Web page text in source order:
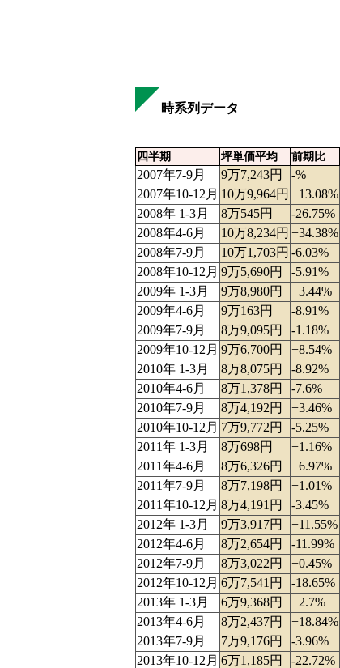
時系列データ
四半期 坪単価平均 前期比
2007年7-9月 9万7,243円 -%
2007年10-12月 10万9,964円 +13.08%
2008年 1-3月
8万545円 -26.75%
2008年4-6月
10万8,234円 +34.38%
2008年7-9月
10万1,703円 -6.03%
2008年10-12月 9万5,690円 -5.91%
2009年 1-3月
9万8,980円 +3.44%
2009年4-6月
9万163円 -8.91%
2009年7-9月
8万9,095円 -1.18%
2009年10-12月 9万6,700円 +8.54%
2010年 1-3月
8万8,075円 -8.92%
2010年4-6月
8万1,378円 -7.6%
2010年7-9月
8万4,192円 +3.46%
2010年10-12月 7万9,772円 -5.25%
2011年 1-3月
8万698円 +1.16%
2011年4-6月
8万6,326円 +6.97%
2011年7-9月
8万7,198円 +1.01%
2011年10-12月 8万4,191円 -3.45%
2012年 1-3月
9万3,917円 +11.55%
2012年4-6月
8万2,654円 -11.99%
2012年7-9月
8万3,022円 +0.45%
2012年10-12月 6万7,541円 -18.65%
2013年 1-3月
6万9,368円 +2.7%
2013年4-6月
8万2,437円 +18.84%
2013年7-9月
7万9,176円 -3.96%
2013年10-12月 6万1,185円 -22.72%